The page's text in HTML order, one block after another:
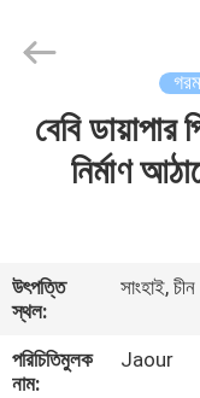
বাড়ি
আমাদের
সম্পর্কে
Adhesive
Products
Reserved.বেবি
নির্মাণ
উৎপত্তি
স্থল:
সাংহাই, চীন
পরিচিতিমুলক
নাম:
Jaour